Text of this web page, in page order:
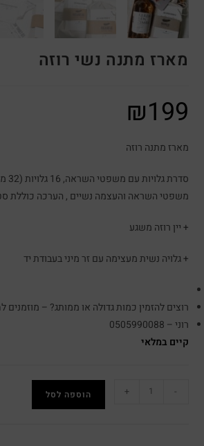
מארז מתנה נשי רוזה
₪199
מארז מתנה רוזה
משפטי השראה והעצמה נשיים , הערכה כוללת
+ יין רוזה משגע
+ גלויה נשית מעצימה עם זר מיני בעבודת יד
רוצים להזמין כמות גדולה או ממותג? – מוזמנים
רוני – 0505990088
קיים במלאי
+ הוספה לסל